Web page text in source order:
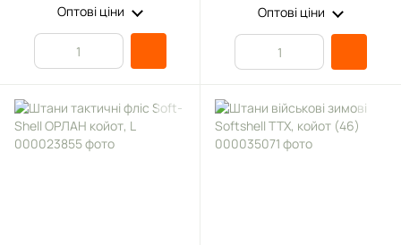
Оптові ціни
Оптові ціни